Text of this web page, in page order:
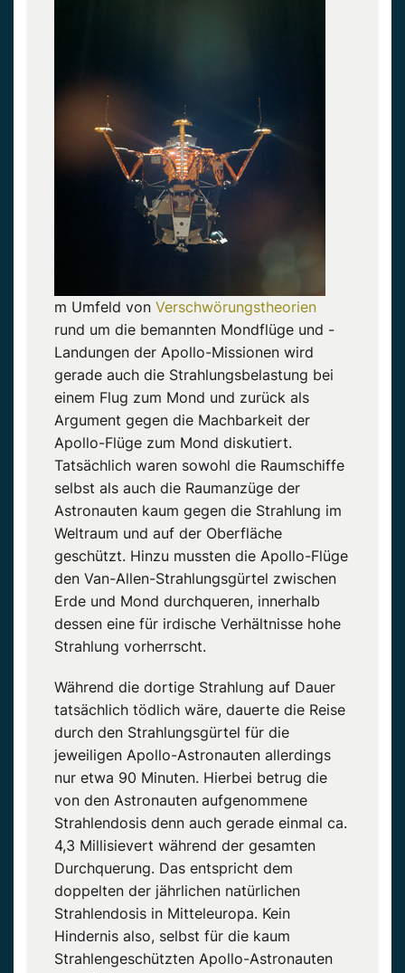
m Umfeld von Verschwörungstheorien
rund um die bemannten Mondflüge und -
Landungen der Apollo-Missionen wird
gerade auch die Strahlungsbelastung bei
einem Flug zum Mond und zurück als
Argument gegen die Machbarkeit der
Apollo-Flüge zum Mond diskutiert.
Tatsächlich waren sowohl die Raumschiffe
selbst als auch die Raumanzüge der
Astronauten kaum gegen die Strahlung im
Weltraum und auf der Oberfläche
geschützt. Hinzu mussten die Apollo-Flüge
den Van-Allen-Strahlungsgürtel zwischen
Erde und Mond durchqueren, innerhalb
dessen eine für irdische Verhältnisse hohe
Strahlung vorherrscht.
Während die dortige Strahlung auf Dauer
tatsächlich tödlich wäre, dauerte die Reise
durch den Strahlungsgürtel für die
jeweiligen Apollo-Astronauten allerdings
nur etwa 90 Minuten. Hierbei betrug die
von den Astronauten aufgenommene
Strahlendosis denn auch gerade einmal ca.
4,3 Millisievert während der gesamten
Durchquerung. Das entspricht dem
doppelten der jährlichen natürlichen
Strahlendosis in Mitteleuropa. Kein
Hindernis also, selbst für die kaum
Strahlengeschützten Apollo-Astronauten